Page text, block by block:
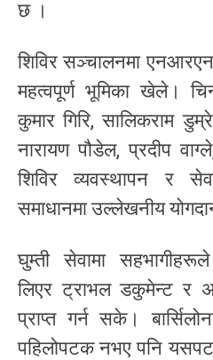
छ ।
शिविर सञ्चालनमा
महत्वपूर्ण भूमिका खेले।
कुमार गिरि, सालिकराम
नारायण पौडेल, प्रदीप
शिविर व्यवस्थापन र
समाधानमा उल्लेखनीय
घुम्ती सेवामा
लिएर ट्राभल डकुमेन्ट र
प्राप्त गर्न सके।
पहिलोपटक नभए पनि